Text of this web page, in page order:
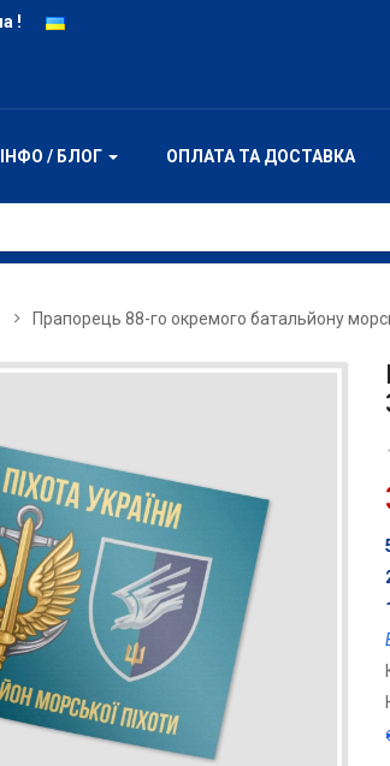
ІНФО / БЛОГ ОПЛАТА ТА ДОСТАВКА
Прапорець 88-го окремого батальйону